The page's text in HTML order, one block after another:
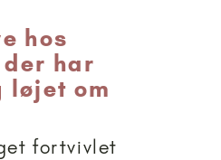
hos
har
om
fortvivlet